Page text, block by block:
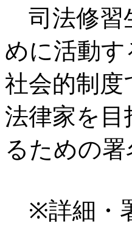
司法修習
めに活動
社会的制
法律家を
るための
※詳細・